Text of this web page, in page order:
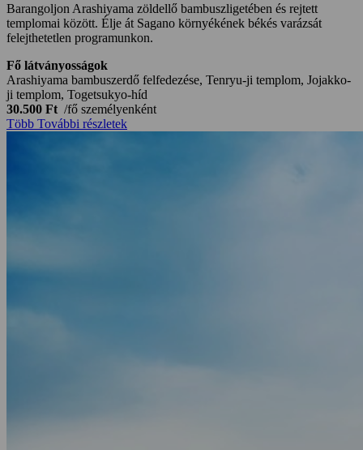
Barangoljon Arashiyama zöldellő bambuszligetében és rejtett
templomai között. Élje át Sagano környékének békés varázsát
felejthetetlen programunkon.
Fő látványosságok
Arashiyama bambuszerdő felfedezése, Tenryu-ji templom, Jojakko-
ji templom, Togetsukyo-híd
30.500 Ft /fő személyenként
Több További részletek